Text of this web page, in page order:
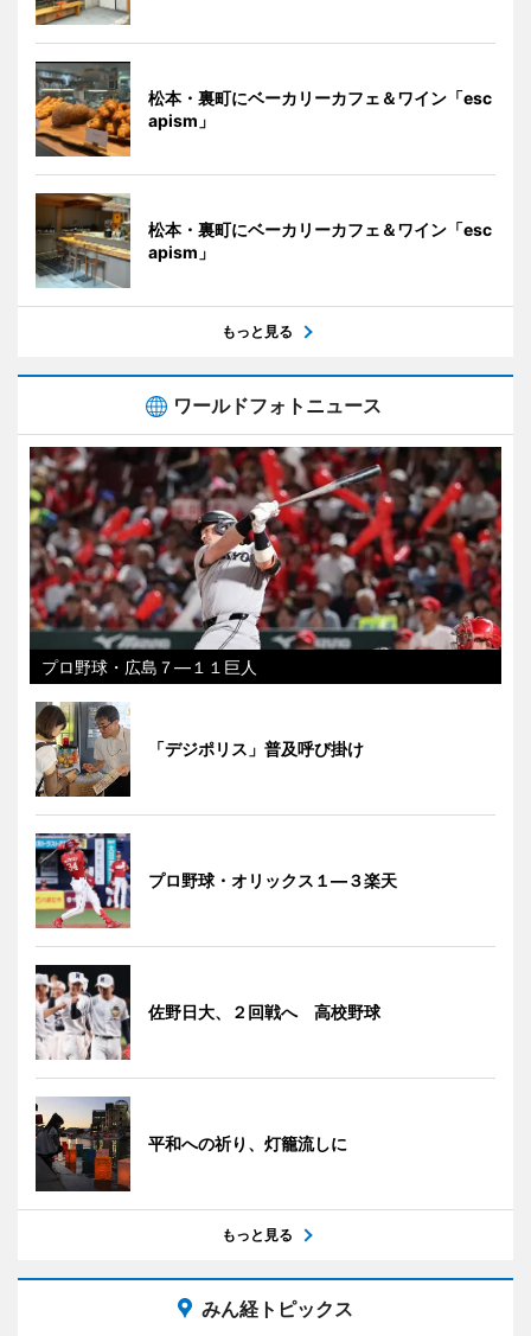
松本・裏町にベーカリーカフェ＆ワイン「esc
apism」
松本・裏町にベーカリーカフェ＆ワイン「esc
apism」
もっと見る
ワールドフォトニュース
プロ野球・広島７―１１巨人
「デジポリス」普及呼び掛け
プロ野球・オリックス１―３楽天
佐野日大、２回戦へ 高校野球
平和への祈り、灯籠流しに
もっと見る
みん経トピックス